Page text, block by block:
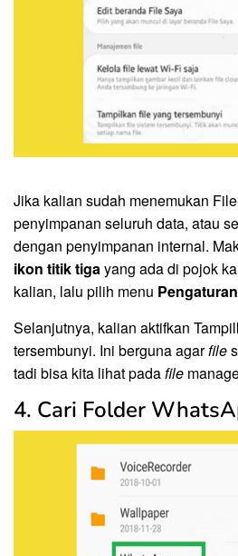
Jika kalian sudah menemukan
penyimpanan seluruh data, atau
dengan penyimpanan internal.
ikon titik tigayang ada di pojok
kalian, lalu pilih menu Pengaturan
Selanjutnya, kalian aktifkan
tersembunyi. Ini berguna agarfile
tadi bisa kita lihat padafile
4. Cari Folder